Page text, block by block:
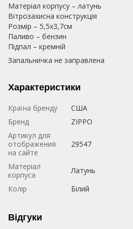
Матеріал корпусу – латунь
Вітрозахисна конструкція
Розмір – 5,5х3,7см
Паливо – бензин
Підпал – кремній
Запальничка не заправлена
Характеристики
Країна бренду
США
Бренд
ZIPPO
Артикул для
отображения
на сайте
29547
Матеріал
корпуса
Латунь
Колір
Білий
Відгуки